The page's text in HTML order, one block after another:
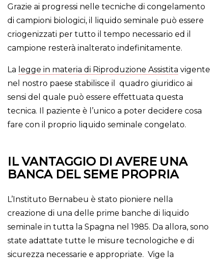
Grazie ai progressi nelle tecniche di congelamento
di campioni biologici, il liquido seminale può essere
criogenizzati per tutto il tempo necessario ed il
campione resterà inalterato indefinitamente.
La legge in materia di Riproduzione Assistita vigente
nel nostro paese stabilisce il quadro giuridico ai
sensi del quale può essere effettuata questa
tecnica. Il paziente è l’unico a poter decidere cosa
fare con il proprio liquido seminale congelato.
IL VANTAGGIO DI AVERE UNA
BANCA DEL SEME PROPRIA
L’Instituto Bernabeu è stato pioniere nella
creazione di una delle prime banche di liquido
seminale in tutta la Spagna nel 1985. Da allora, sono
state adattate tutte le misure tecnologiche e di
sicurezza necessarie e appropriate. Vige la